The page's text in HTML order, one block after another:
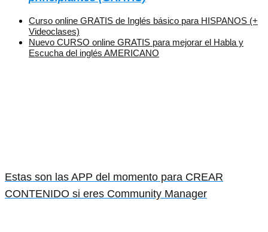
Curso online GRATIS de Inglés básico para HISPANOS (+
Videoclases)
Nuevo CURSO online GRATIS para mejorar el Habla y
Escucha del inglés AMERICANO
Estas son las APP del momento para CREAR
CONTENIDO si eres Community Manager